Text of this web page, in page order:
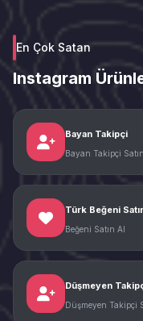
En Çok Satan
Instagram
Bayan Takipçi
Bayan Takipçi
Türk Beğeni
Beğeni Satın Al
Düşmeyen
Düşmeyen Takipçi